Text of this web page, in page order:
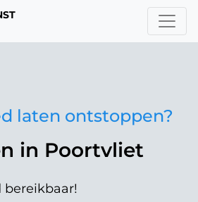
laten ontstoppen?
in Poortvliet
bereikbaar!